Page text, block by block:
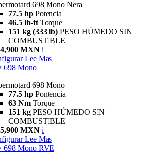
698 Mono Nera
77.5 hp Potencia
46.5 lb-ft Torque
151 kg (333 lb) PESO HÚMEDO SIN
COMBUSTIBLE
MXN i
Lee Mas
698 Mono
698 Mono
77.5 hp Pontencia
63 Nm Torque
151 kg PESO HÚMEDO SIN
COMBUSTIBLE
MXN i
Lee Mas
698 Mono RVE